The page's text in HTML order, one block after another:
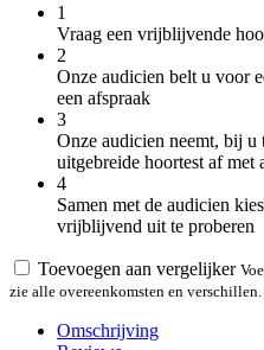
1
Vraag een vrijblijvende
2
Onze audicien belt u voor
een afspraak
3
Onze audicien neemt, bij u
uitgebreide hoortest af met
4
Samen met de audicien
vrijblijvend uit te proberen
Toevoegen aan vergelijker
zie alle overeenkomsten en verschillen.
Omschrijving